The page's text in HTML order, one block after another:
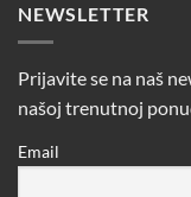
NEWSLETTER
Prijavite se na naš
našoj trenutnoj
Email